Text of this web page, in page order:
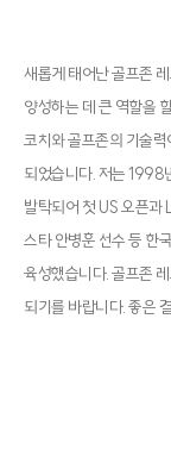
새롭게 태어난 골프존
양성하는 데 큰 역할을
코치와 골프존의 기술
되었습니다. 저는 1998
발탁되어 첫 US 오픈
스타 안병훈 선수 등 한
육성했습니다. 골프존
되기를 바랍니다. 좋은